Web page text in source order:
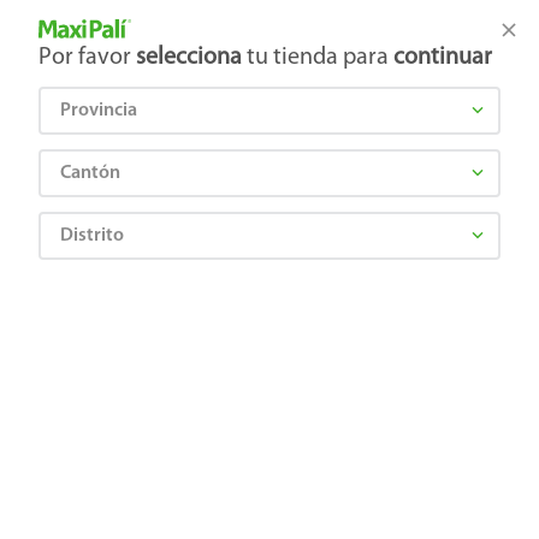
Tienda Maxi Palí
Por favor selecciona tu tienda para continuar
Provincia
Cantón
Distrito